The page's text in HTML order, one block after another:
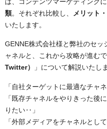
類。それぞれ比較し、
メリット
いたします。
GENNE株式会社様と弊社のセ
ャネルと、これから攻略が進む
Twitter）
」について解説いたし
「自社ターゲットに最適なチャ
「既存チャネルをやりきった後
りたい‥」
「外部メディアをチャネルとし